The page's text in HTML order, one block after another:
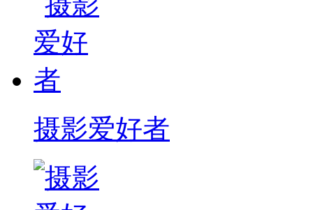
摄影爱好者